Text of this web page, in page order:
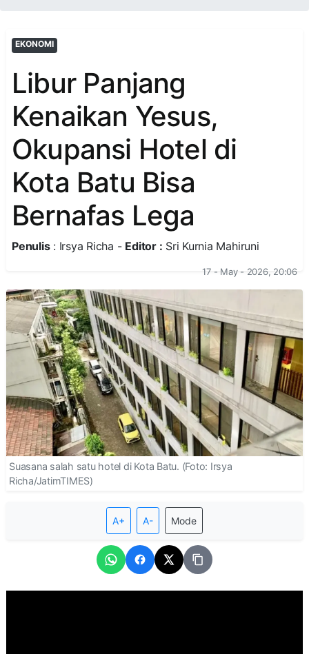
EKONOMI
Libur Panjang
Kenaikan Yesus,
Okupansi Hotel di
Kota Batu Bisa
Bernafas Lega
Penulis: Irsya Richa - Editor : Sri Kurnia Mahiruni
17 - May - 2026, 20:06
Suasana salah satu hotel di Kota Batu. (Foto: Irsya
Richa/JatimTIMES)
A+ A- Mode